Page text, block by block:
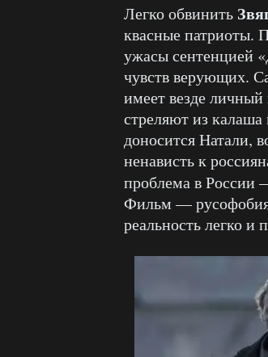
Легко обвинить
квасные патриоты.
ужасы сентенцией
чувств верующих.
имеет везде
стреляют из
доносится Натали,
ненависть к
проблема в России
Фильм — русофобия
реальность легко и